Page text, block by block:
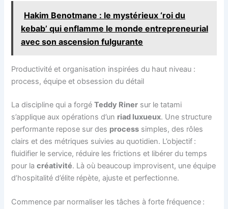
Hakim Benotmane : le mystérieux ‘roi du
kebab’ qui enflamme le monde entrepreneurial
avec son ascension fulgurante
Productivité et organisation inspirées du haut niveau :
process, équipe et obsession du détail
La discipline qui a forgéTeddy Riner sur le tatami
s’applique aux opérations d’un riad luxueux. Une structure
performante repose sur des process simples, des rôles
clairs et des métriques suivies au quotidien. L’objectif :
fluidifier le service, réduire les frictions et libérer du temps
pour lacréativité. Là où beaucoup improvisent, une équipe
d’hospitalité d’élite répète, ajuste et perfectionne.
Commence par normaliser les tâches à forte fréquence :